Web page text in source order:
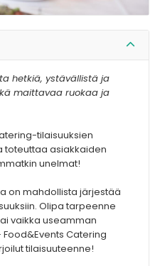
hetkiä, ystävällistä ja
maittavaa ruokaa ja
tilaisuuksien
toteuttaa asiakkaiden
unelmat!
on mahdollista järjestää
Olipa tarpeenne
vaikka useamman
Catering
tilaisuuteenne!